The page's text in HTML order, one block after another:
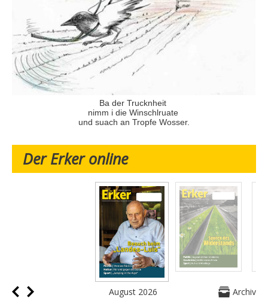
Ba der Trucknheit
nimm i die Winschlruate
und suach an Tropfe Wosser.
Der Erker online
August 2026 Archiv